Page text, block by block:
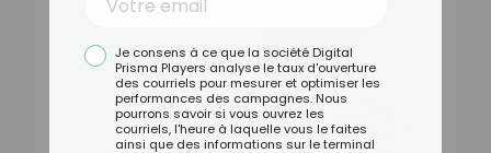
Je consens à ce que la société Digital
Prisma Players analyse le taux d'ouverture
des courriels pour mesurer et optimiser les
performances des campagnes. Nous
pourrons savoir si vous ouvrez les
courriels, l'heure à laquelle vous le faites
ainsi que des informations sur le terminal